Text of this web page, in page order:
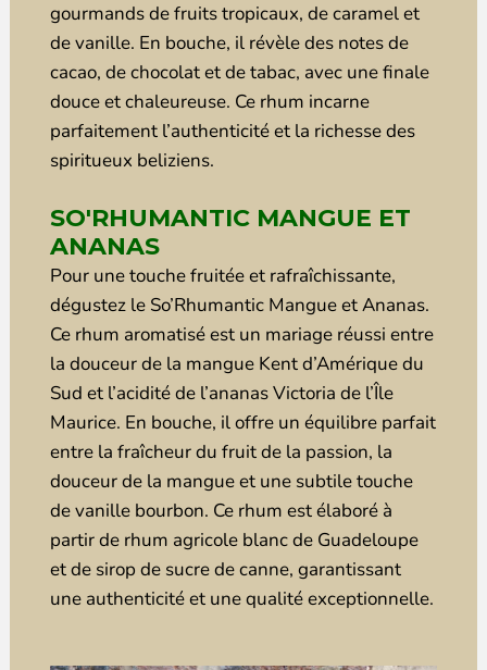
gourmands de fruits tropicaux, de caramel et
de vanille. En bouche, il révèle des notes de
cacao, de chocolat et de tabac, avec une finale
douce et chaleureuse. Ce rhum incarne
parfaitement l’authenticité et la richesse des
spiritueux beliziens.
SO'RHUMANTIC MANGUE ET
ANANAS
Pour une touche fruitée et rafraîchissante,
dégustez le So’Rhumantic Mangue et Ananas.
Ce rhum aromatisé est un mariage réussi entre
la douceur de la mangue Kent d’Amérique du
Sud et l’acidité de l’ananas Victoria de l’Île
Maurice. En bouche, il offre un équilibre parfait
entre la fraîcheur du fruit de la passion, la
douceur de la mangue et une subtile touche
de vanille bourbon. Ce rhum est élaboré à
partir de rhum agricole blanc de Guadeloupe
et de sirop de sucre de canne, garantissant
une authenticité et une qualité exceptionnelle.